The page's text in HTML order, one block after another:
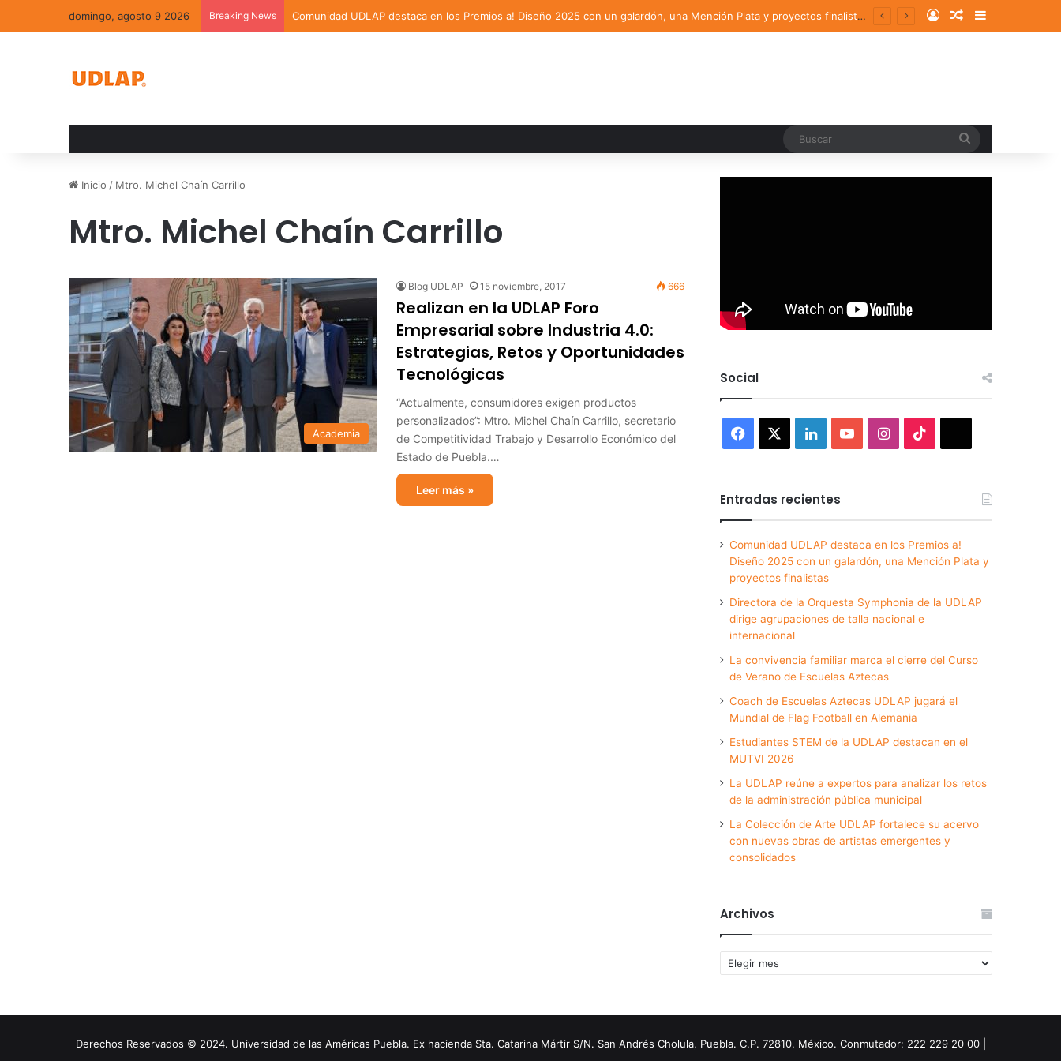
domingo, agosto 9 2026 Breaking News Comunidad UDLAP destaca en los Premios a! Diseño 2025 con un galardón, una Mención Plata y proyectos finalistas Log InRandom Article
Sidebar
Inicio / Mtro. Michel Chaín Carrillo
Mtro. Michel Chaín Carrillo
Academia
Blog UDLAP 15 noviembre, 2017 666
Realizan en la UDLAP Foro
Empresarial sobre Industria 4.0:
Estrategias, Retos y Oportunidades
Tecnológicas
“Actualmente, consumidores exigen productos
personalizados”: Mtro. Michel Chaín Carrillo, secretario
de Competitividad Trabajo y Desarrollo Económico del
Estado de Puebla.…
Leer más »
Social
Facebook LinkedInYouTubeInstagram
Entradas recientes
Comunidad UDLAP destaca en los Premios a!
Diseño 2025 con un galardón, una Mención Plata y
proyectos finalistas
Directora de la Orquesta Symphonia de la UDLAP
dirige agrupaciones de talla nacional e
internacional
La convivencia familiar marca el cierre del Curso
de Verano de Escuelas Aztecas
Coach de Escuelas Aztecas UDLAP jugará el
Mundial de Flag Football en Alemania
Estudiantes STEM de la UDLAP destacan en el
MUTVI 2026
La UDLAP reúne a expertos para analizar los retos
de la administración pública municipal
La Colección de Arte UDLAP fortalece su acervo
con nuevas obras de artistas emergentes y
consolidados
Archivos
Archivos
Derechos Reservados © 2024. Universidad de las Américas Puebla. Ex hacienda Sta. Catarina Mártir S/N. San Andrés Cholula, Puebla. C.P. 72810. México. Conmutador: 222 229 20 00 |